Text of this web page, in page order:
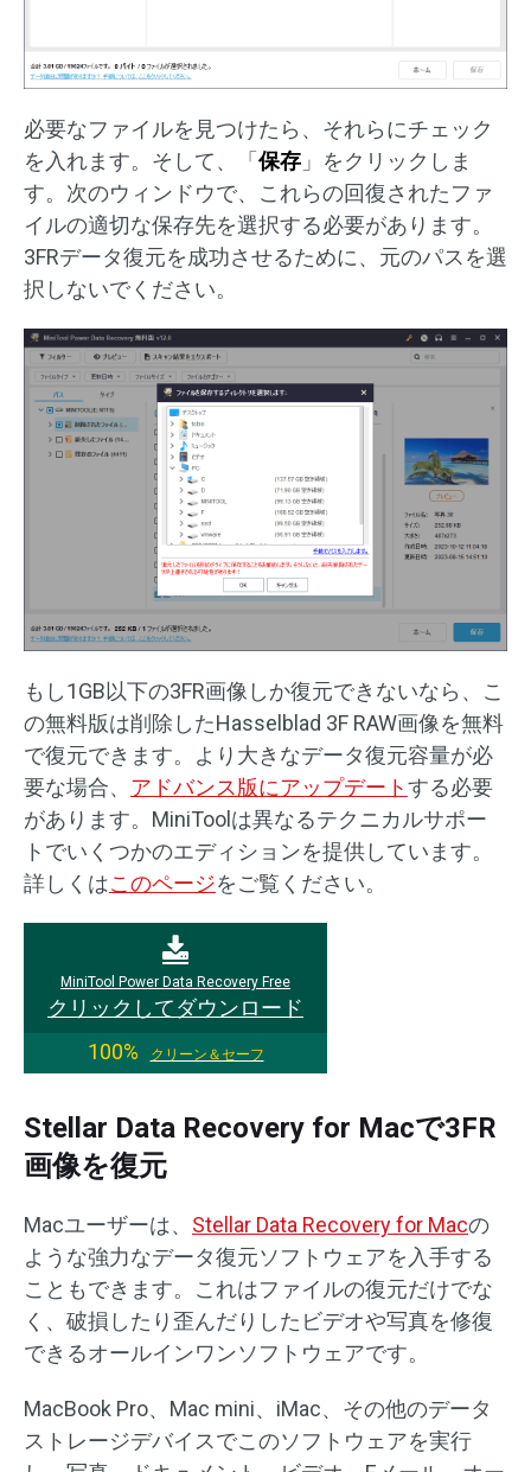
必要なファイルを見つけたら、それらにチェック
を入れます。そして、「保存 」をクリックしま
す。次のウィンドウで、これらの回復されたファ
イルの適切な保存先を選択する必要があります。
3FRデータ復元を成功させるために、元のパスを選
択しないでください。
もし1GB以下の3FR画像しか復元できないなら、こ
の無料版は削除したHasselblad 3F RAW画像を無料
で復元できます。より大きなデータ復元容量が必
要な場合、 アドバンス版にアップデートする必要
があります。MiniToolは異なるテクニカルサポー
トでいくつかのエディションを提供しています。
詳しくはこのページをご覧ください。
MiniTool Power Data Recovery Free
クリックしてダウンロード
100%
クリーン＆セーフ
Stellar Data Recovery for Macで3FR
画像を復元
Macユーザーは、 Stellar Data Recovery for Macの
ような強力なデータ復元ソフトウェアを入手する
こともできます。これはファイルの復元だけでな
く、破損したり歪んだりしたビデオや写真を修復
できるオールインワンソフトウェアです。
MacBook Pro、Mac mini、iMac、その他のデータ
ストレージデバイスでこのソフトウェアを実行